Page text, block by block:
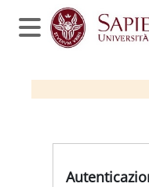
Vai al contenuto principale
Pannello laterale